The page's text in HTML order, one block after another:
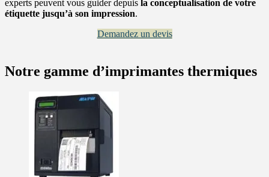
experts peuvent vous guider depuis la conceptualisation de votre
étiquette jusqu’à son impression.
Demandez un devis
Notre gamme d’imprimantes thermiques